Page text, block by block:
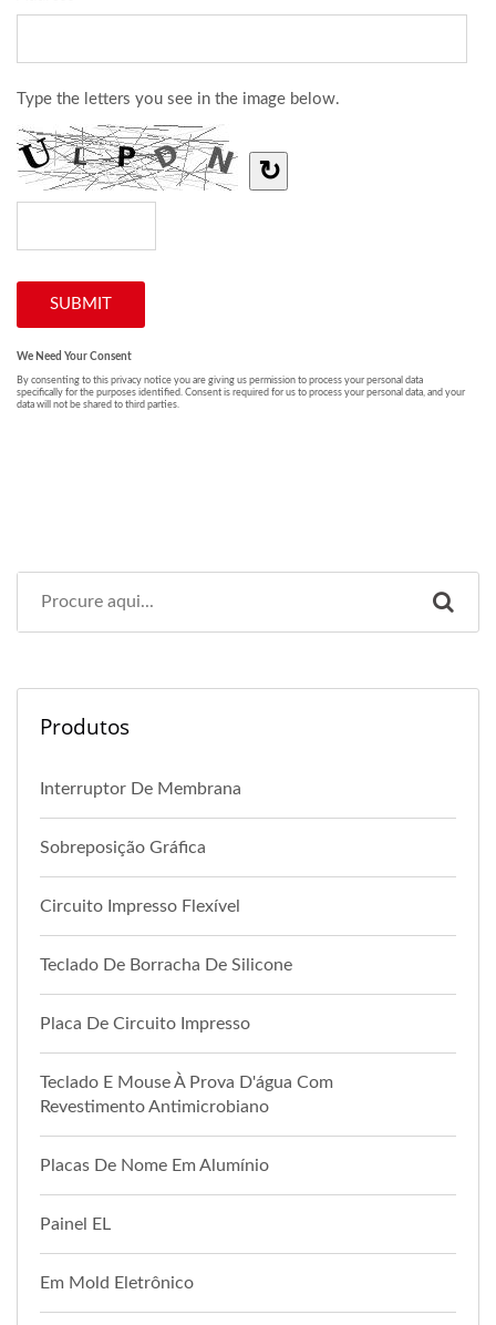
Produtos
Interruptor De Membrana
Sobreposição Gráfica
Circuito Impresso Flexível
Teclado De Borracha De Silicone
Placa De Circuito Impresso
Teclado E Mouse À Prova D'água Com
Revestimento Antimicrobiano
Placas De Nome Em Alumínio
Painel EL
Em Mold Eletrônico